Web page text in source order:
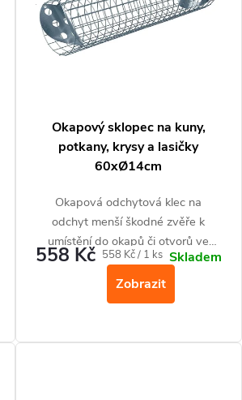
Okapový sklopec na kuny,
potkany, krysy a lasičky
60xØ14cm
Okapová odchytová klec na
odchyt menší škodné zvěře k
umístění do okapů či otvorů ve
střeše. Pozinkovaná a ošetřená
proti korozi.
558 Kč Měrná
558 Kč / 1 ks Skladem
Zobrazit